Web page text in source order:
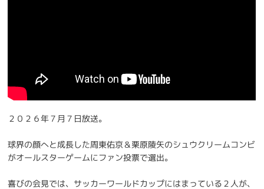
２０２６年７月７日放送。
球界の顔へと成長した周東佑京＆栗原陵矢のシュウクリームコンビ
がオールスターゲームにファン投票で選出。
喜びの会見では、サッカーワールドカップにはまっている２人が、